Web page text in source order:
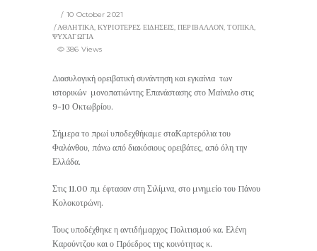
10 October 2021
ΑΘΛΗΤΙΚΑ,ΚΥΡΙΟΤΕΡΕΣ ΕΙΔΗΣΕΙΣ,ΠΕΡΙΒΑΛΛΟΝ,ΤΟΠΙΚΑ,
ΨΥΧΑΓΩΓΙΑ
386 Views
Διασυλογική ορειβατική συνάντηση και εγκαίνια των
ιστορικών μονοπατιώντης Επανάστασης στο Μαίναλο στις
9-10 Οκτωβρίου.
Σήμερα το πρωί υποδεχθήκαμε σταΚαρτερόλια του
Φαλάνθου, πάνω από διακόσιους ορειβάτες, από όλη την
Ελλάδα.
Στις 11.00 πμ έφτασαν στη Σιλίμνα, στο μνημείο του Πάνου
Κολοκοτρώνη.
Τους υποδέχθηκε η αντιδήμαρχος Πολιτισμού κα. Ελένη
Καρούντζου και ο Πρόεδρος της κοινότητας κ.